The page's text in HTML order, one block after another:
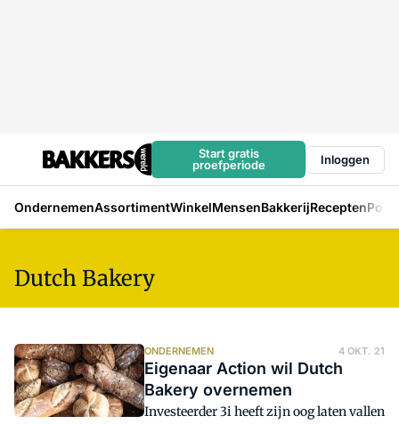
Start gratis
proefperiode
Inloggen
OndernemenAssortimentWinkelMensenBakkerijRecepten
Dutch Bakery
ONDERNEMEN 4 OKT. 21
Eigenaar Action wil Dutch
Bakery overnemen
Investeerder 3i heeft zijn oog laten vallen